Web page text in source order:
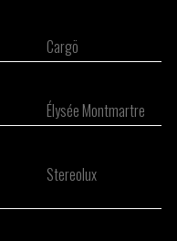
Cargö
Élysée Montmartre
Stereolux